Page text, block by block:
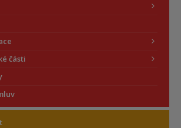
části